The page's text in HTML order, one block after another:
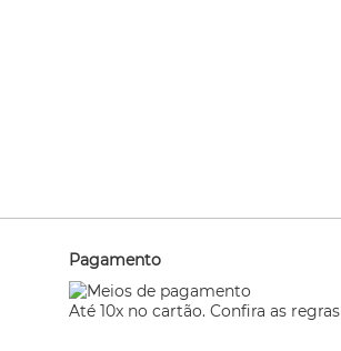
Pagamento
Até 10x no cartão. Confira as regras